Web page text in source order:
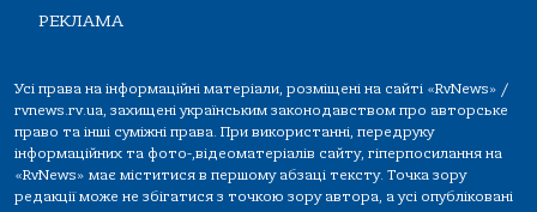
РЕКЛАМА
Усі права на інформаційні матеріали, розміщені на сайті «RvNews» /
rvnews.rv.ua, захищені українським законодавством про авторське
право та інші суміжні права. При використанні, передруку
інформаційних та фото-,відеоматеріалів сайту, гіперпосилання на
«RvNews» має міститися в першому абзаці тексту. Точка зору
редакції може не збігатися з точкою зору автора, а усі опубліковані